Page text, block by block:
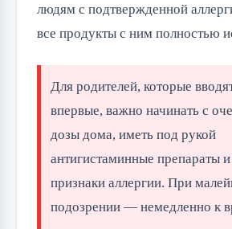
людям с подтвержденной
все продукты с ним полностью
Для родителей, которые
впервые, важно начинать с
дозы дома, иметь под рукой
антигистаминные препараты и
признаки аллергии. При
подозрении — немедленно к